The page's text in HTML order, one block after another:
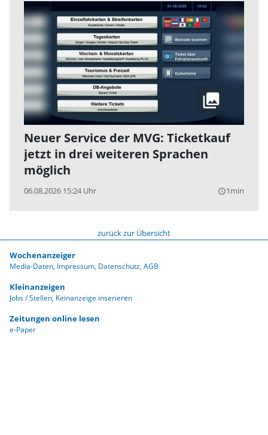
Neuer Service der MVG: Ticketkauf
jetzt in drei weiteren Sprachen
möglich
06.08.2026 15:24 Uhr query_builder1min
zurück zur Übersicht
Wochenanzeiger
Media-Daten Impressum Datenschutz AGB
Kleinanzeigen
Jobs / Stellen Keinanzeige inserieren
Zeitungen online lesen
e-Paper